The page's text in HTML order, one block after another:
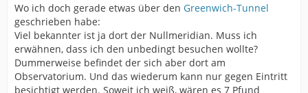
Wo ich doch gerade etwas über den Greenwich-Tunnel
geschrieben habe:
Viel bekannter ist ja dort der Nullmeridian. Muss ich
erwähnen, dass ich den unbedingt besuchen wollte?
Dummerweise befindet der sich aber dort am
Observatorium. Und das wiederum kann nur gegen Eintritt
besichtigt werden. Soweit ich weiß, wären es 7 Pfund